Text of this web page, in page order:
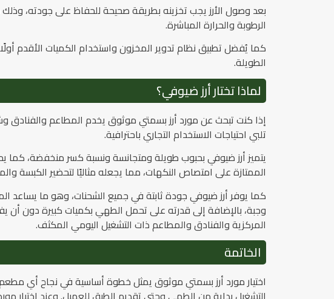
بعد وصول الأرز يجب تخزينه بطريقة صحيحة للحفاظ على جودته،
الرطوبة والحرارة المباشرة.
كما يُفضل تطبيق نظام تدوير المخزون واستخدام الكميات الأقدم أولًا،
الطويلة.
لماذا تختار أرز ضيوفي؟
إذا كنت تبحث عن مورد أرز بسمتي موثوق يخدم المطاعم والفنادق
تلبي احتياجات الاستخدام التجاري باحترافية.
يتميز أرز ضيوفي بحبوب طويلة ومتجانسة ونسبة كسر منخفضة، كما
الممتازة على امتصاص النكهات، مما يجعله مثاليًا لتحضير الكبسة
كما يوفر أرز ضيوفي جودة ثابتة في جميع الشحنات، وهو ما
وجبة، بالإضافة إلى قدرته على تحمل الطهي بكميات كبيرة دون أن
المركزية والفنادق والمطاعم ذات التشغيل اليومي المكثف.
الخاتمة
اختيار مورد أرز بسمتي موثوق يمثل خطوة أساسية في نجاح أي